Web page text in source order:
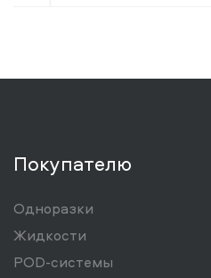
Покупателю
Одноразки
Жидкости
POD-системы